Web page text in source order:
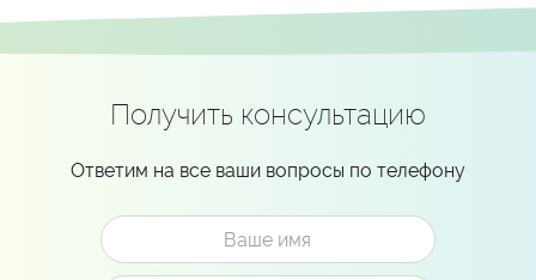
Получить консультацию
Ответим на все ваши вопросы по телефону